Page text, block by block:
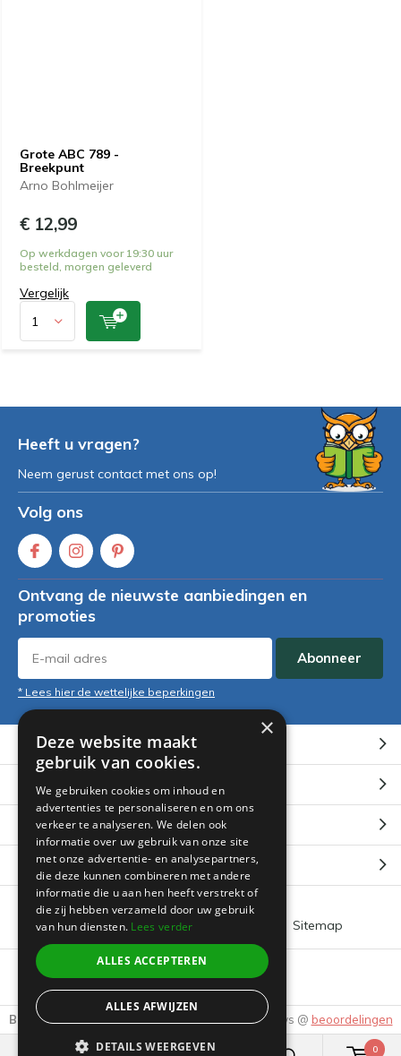
0
Grote ABC 789 -
Breekpunt
Arno Bohlmeijer
€ 12,99
Op werkdagen voor 19:30 uur
besteld, morgen geleverd
Vergelijk
Heeft u vragen?
Neem gerust contact met ons op!
Volg ons
Ontvang de nieuwste aanbiedingen en
promoties
Abonneer
* Lees hier de wettelijke beperkingen
Klantenservice
Mijn account
Categorieën
Contact
© 2026 -Boeklin
Algemene voorwaarden Sitemap
Beoordeling door klanten: Reviews @ beoordelingen
×
Deze website maakt
gebruik van cookies.
We gebruiken cookies om inhoud en
advertenties te personaliseren en om ons
verkeer te analyseren. We delen ook
informatie over uw gebruik van onze site
met onze advertentie- en analysepartners,
die deze kunnen combineren met andere
informatie die u aan hen heeft verstrekt of
die zij hebben verzameld door uw gebruik
van hun diensten. Lees verder
ALLES ACCEPTEREN
ALLES AFWIJZEN
DETAILS WEERGEVEN